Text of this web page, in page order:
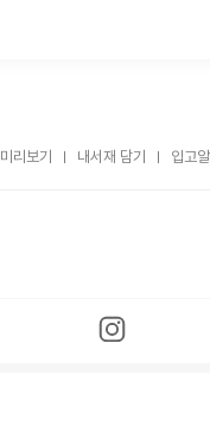
미리보기 내서재 담기 입고